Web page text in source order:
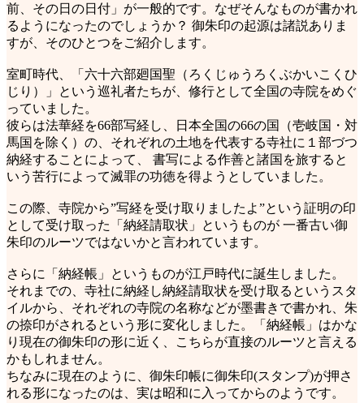
前、その日の日付」が一般的です。なぜそんなものが書かれ
るようになったのでしょうか？ 御朱印の起源は諸説ありま
すが、そのひとつをご紹介します。
室町時代、「六十六部廻国聖（ろくじゅうろくぶかいこくひ
じり）」という巡礼者たちが、修行として全国の寺院をめぐ
っていました。
彼らは法華経を66部写経し、日本全国の66の国（壱岐国・対
馬国を除く）の、それぞれの土地を代表する寺社に１部づつ
納経することによって、 書写による作善と諸国を旅すると
いう苦行によって滅罪の功徳を得ようとしていました。
この際、寺院から”写経を受け取りましたよ”という証明の印
として受け取った「納経請取状」というものが 一番古い御
朱印のルーツではないかと言われています。
さらに「納経帳」というものが江戸時代に誕生しました。
それまでの、寺社に納経し納経請取状を受け取るというスタ
イルから、それぞれの寺院の名称などが墨書きで書かれ、朱
の捺印がされるという形に変化しました。「納経帳」はかな
り現在の御朱印の形に近く、こちらが直接のルーツと言える
かもしれません。
ちなみに現在のように、御朱印帳に御朱印(スタンプ)が押さ
れる形になったのは、実は昭和に入ってからのようです。